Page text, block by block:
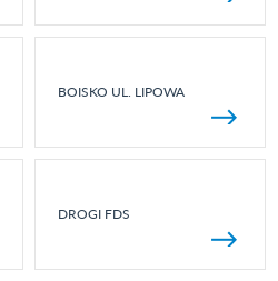
BOISKO UL. LIPOWA
DROGI FDS